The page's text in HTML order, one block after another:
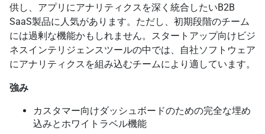
供し、アプリにアナリティクスを深く統合したいB2B
SaaS製品に人気があります。ただし、初期段階のチーム
には過剰な機能かもしれません。スタートアップ向けビジ
ネスインテリジェンスツールの中では、自社ソフトウェア
にアナリティクスを組み込むチームにより適しています。
強み
カスタマー向けダッシュボードのための完全な埋め
込みとホワイトラベル機能